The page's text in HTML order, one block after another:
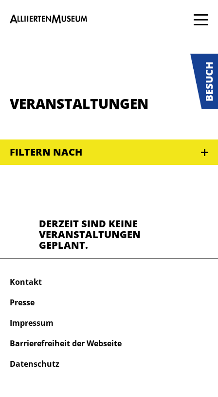
VERANSTALTUNGEN
FILTERN NACH
DERZEIT SIND KEINE
VERANSTALTUNGEN
GEPLANT.
Kontakt
Presse
Impressum
Barrierefreiheit der Webseite
Datenschutz